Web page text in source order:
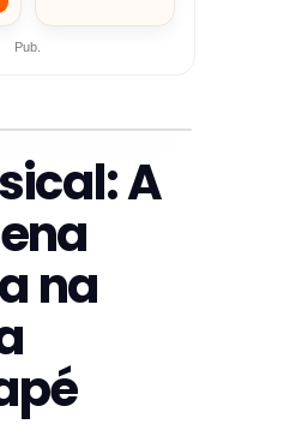
Pub.
A
na